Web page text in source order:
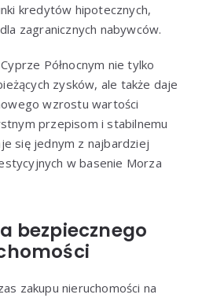
kredytów hipotecznych,
zagranicznych nabywców.
Północnym nie tylko
zysków, ale także daje
wzrostu wartości
przepisom i stabilnemu
się jednym z najbardziej
w basenie Morza
bezpiecznego
zakupu nieruchomości na